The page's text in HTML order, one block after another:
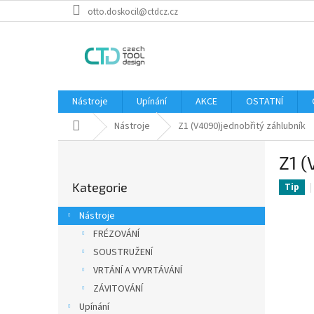
na
otto.doskocil@ctdcz.cz
Nástroje Upínání AKCE OSTATNÍ
Domů Nástroje Z1 (V4090)jednobřitý záhlubník
r
a
kategorie
Kategorie
Nástroje
FRÉZOVÁNÍ
SOUSTRUŽENÍ
VRTÁNÍ A VYVRTÁVÁNÍ
ZÁVITOVÁNÍ
Upínání
Z1
Tip